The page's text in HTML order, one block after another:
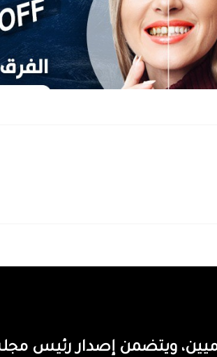
ويتضمن إصدار رئيس